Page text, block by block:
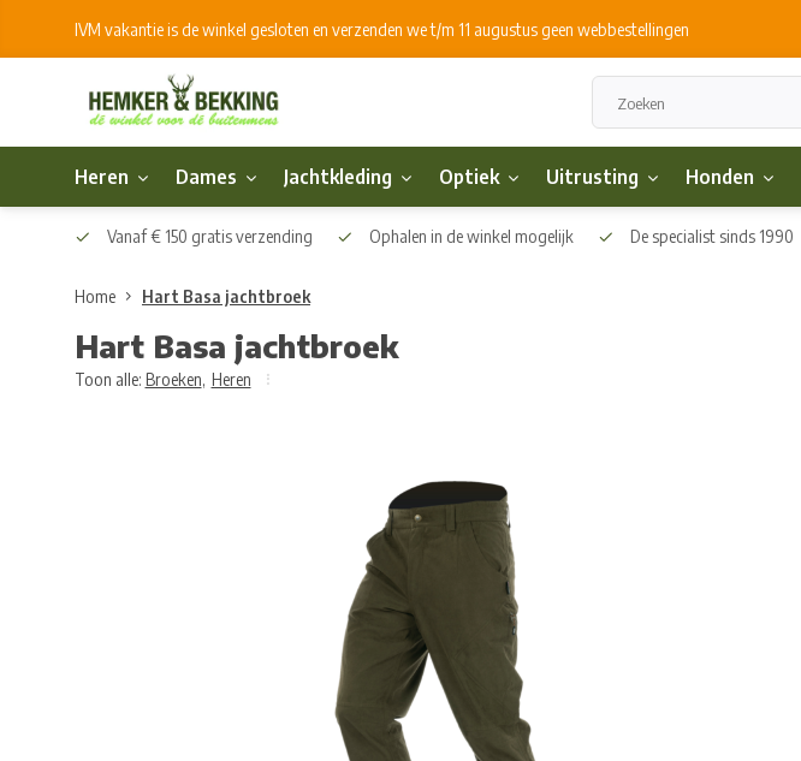
IVM vakantie is de winkel gesloten en verzenden we t/m 11 augustus geen webbestellingen
Heren Dames Jachtkleding Optiek Uitrusting Honden
Vanaf € 150 gratis verzending Ophalen in de winkel mogelijk De specialist sinds 1990
Home Hart Basa jachtbroek
Hart Basa jachtbroek
Toon alle: Broeken, Heren